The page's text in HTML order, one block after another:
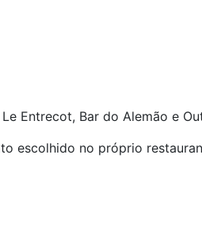
Entrecot, Bar do Alemão e
escolhido no próprio